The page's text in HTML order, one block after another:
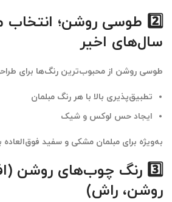
2️⃣ طوسی روشن؛
سال‌های اخیر
طوسی روشن از محبوب‌ترین رنگ‌ها برای
تطبیق‌پذیری بالا با هر رنگ مبلمان
ایجاد حس لوکس و شیک
به‌ویژه برای مبلمان مشکی و سفید
3️⃣ رنگ چوب‌های روشن
روشن، راش)